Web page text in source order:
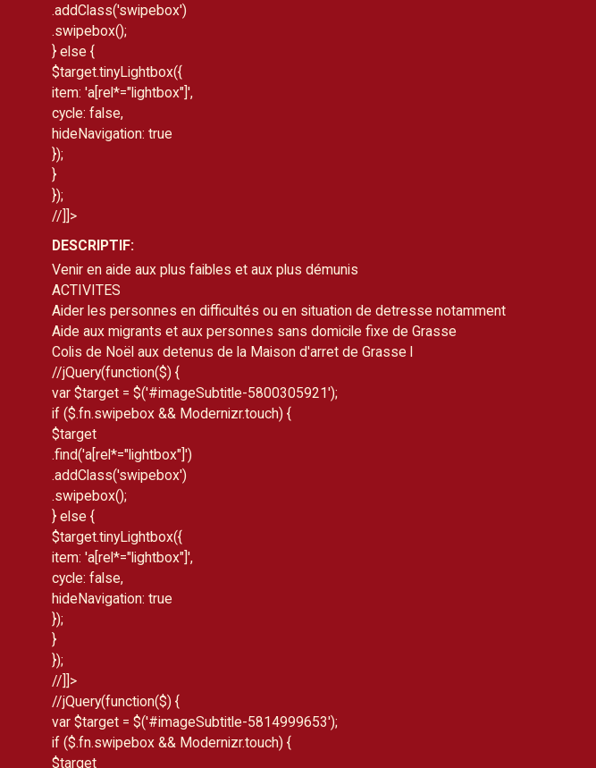
.addClass('swipebox')
.swipebox();
} else {
$target.tinyLightbox({
item: 'a[rel*="lightbox"]',
cycle: false,
hideNavigation: true
});
}
});
//]]>
DESCRIPTIF:
Venir en aide aux plus faibles et aux plus démunis
ACTIVITES
Aider les personnes en difficultés ou en situation de detresse notamment
Aide aux migrants et aux personnes sans domicile fixe de Grasse
Colis de Noël aux detenus de la Maison d'arret de Grasse l
//jQuery(function($) {
var $target = $('#imageSubtitle-5800305921');
if ($.fn.swipebox && Modernizr.touch) {
$target
.find('a[rel*="lightbox"]')
.addClass('swipebox')
.swipebox();
} else {
$target.tinyLightbox({
item: 'a[rel*="lightbox"]',
cycle: false,
hideNavigation: true
});
}
});
//]]>
//jQuery(function($) {
var $target = $('#imageSubtitle-5814999653');
if ($.fn.swipebox && Modernizr.touch) {
$target